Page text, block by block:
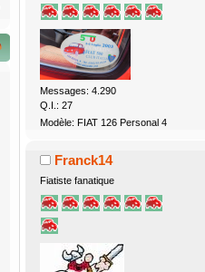
Messages: 4.290
Q.I.: 27
Modèle: FIAT 126 Personal 4
Franck14
Fiatiste fanatique